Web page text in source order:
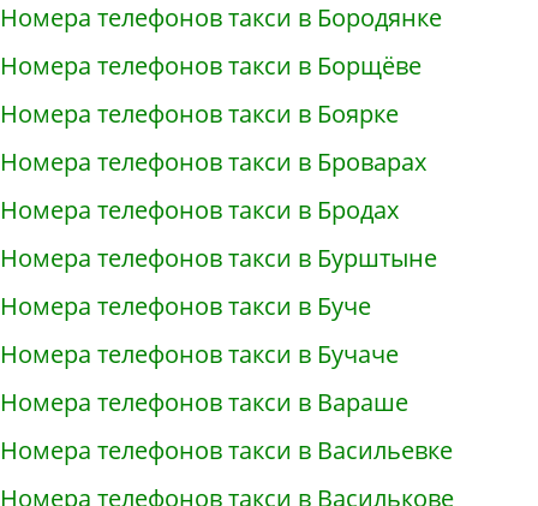
Номера телефонов такси в Бородянке
Номера телефонов такси в Борщёве
Номера телефонов такси в Боярке
Номера телефонов такси в Броварах
Номера телефонов такси в Бродах
Номера телефонов такси в Бурштыне
Номера телефонов такси в Буче
Номера телефонов такси в Бучаче
Номера телефонов такси в Вараше
Номера телефонов такси в Васильевке
Номера телефонов такси в Василькове